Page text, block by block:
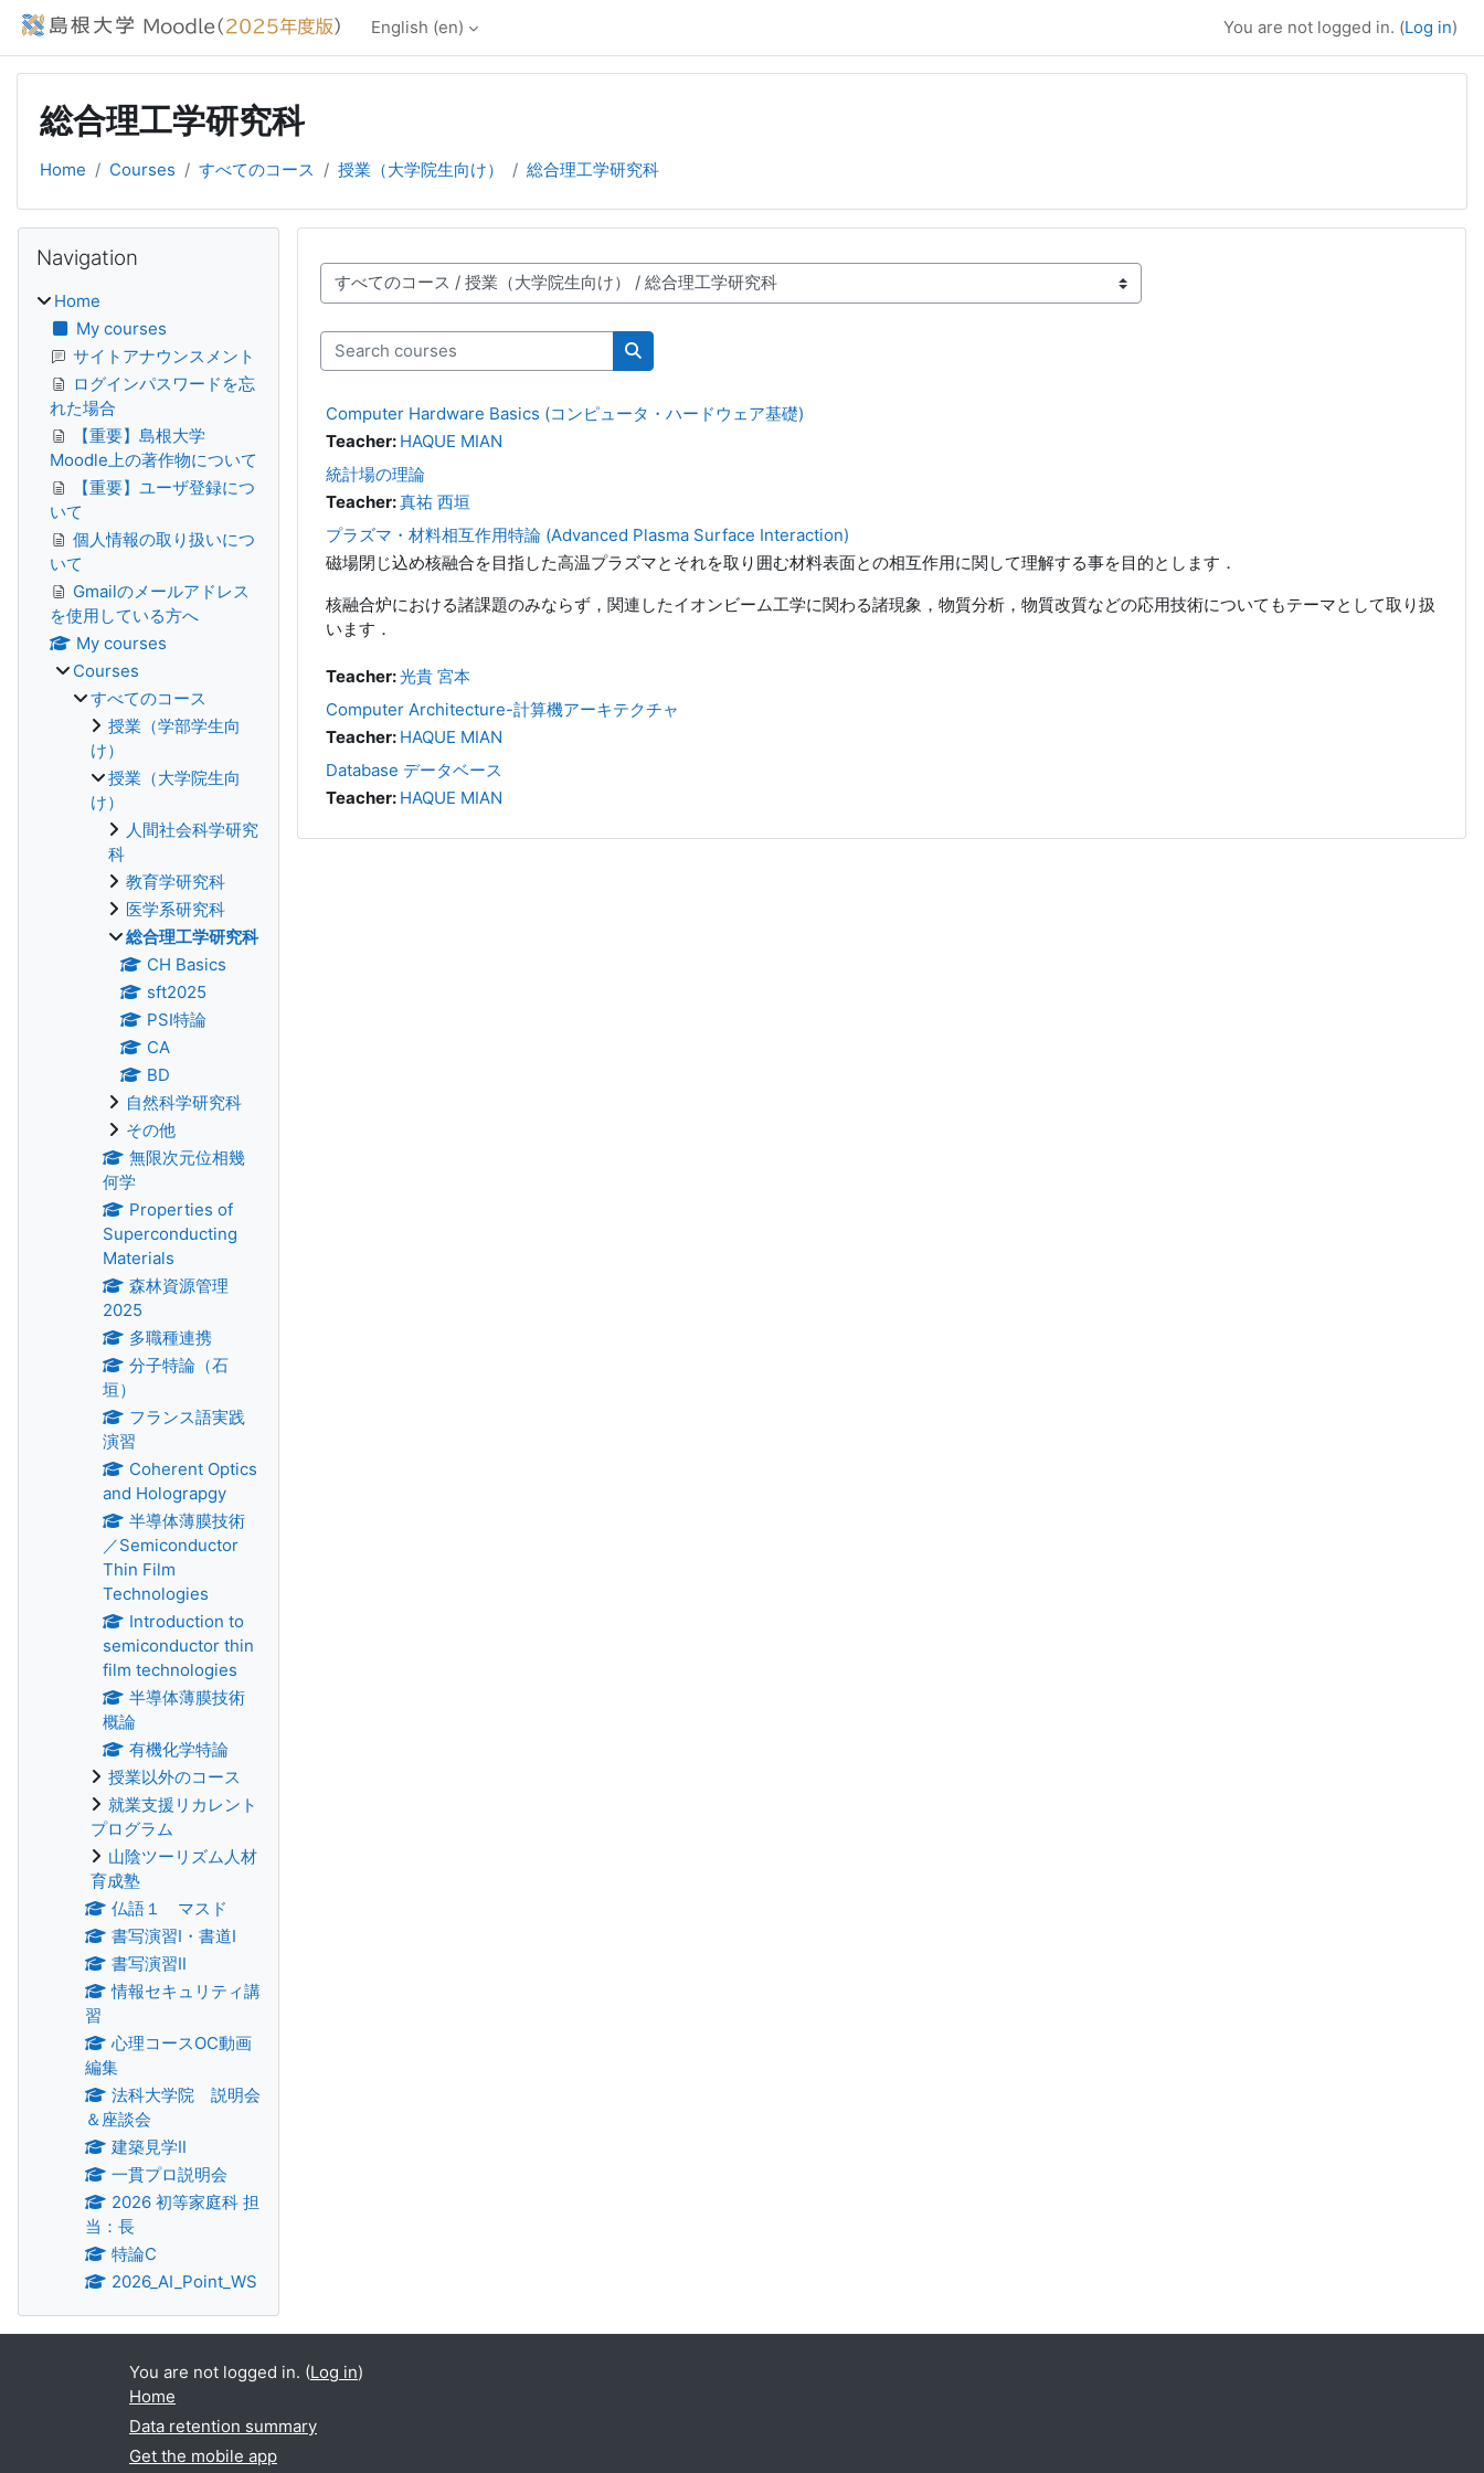
Skip to main content
English ‎(en)‎ You are not logged in. (Log in)
総合理工学研究科
Home Courses すべてのコース 授業（大学院生向け） 総合理工学研究科
Course categories
Search courses
Search courses
Computer Hardware Basics (コンピュータ・ハードウェア基礎)
Teacher: HAQUE MIAN
統計場の理論
Teacher:真祐 西垣
プラズマ・材料相互作用特論 (Advanced Plasma Surface Interaction)
磁場閉じ込め核融合を目指した高温プラズマとそれを取り囲む材料表面との相互作用に関して理解する事を目的とします．
核融合炉における諸課題のみならず，関連したイオンビーム工学に関わる諸現象，物質分析，物質改質などの応用技術についてもテーマとして取り扱
います．
Teacher:光貴 宮本
Computer Architecture-計算機アーキテクチャ
Teacher: HAQUE MIAN
Database データベース
Teacher: HAQUE MIAN
Blocks
Navigation
Home
My courses
サイトアナウンスメント
ログインパスワードを忘
れた場合
【重要】島根大学
Moodle上の著作物について
【重要】ユーザ登録につ
いて
個人情報の取り扱いにつ
いて
Gmailのメールアドレス
を使用している方へ
My courses
Courses
すべてのコース
授業（学部学生向
け）
授業（大学院生向
け）
人間社会科学研究
科
教育学研究科
医学系研究科
総合理工学研究科
CH Basics
sft2025
PSI特論
CA
BD
自然科学研究科
その他
無限次元位相幾
何学
Properties of
Superconducting
Materials
森林資源管理
2025
多職種連携
分子特論（石
垣）
フランス語実践
演習
Coherent Optics
and Holograpgy
半導体薄膜技術
／Semiconductor
Thin Film
Technologies
Introduction to
semiconductor thin
film technologies
半導体薄膜技術
概論
有機化学特論
授業以外のコース
就業支援リカレント
プログラム
山陰ツーリズム人材
育成塾
仏語１ マスド
書写演習Ⅰ・書道Ⅰ
書写演習Ⅱ
情報セキュリティ講
習
心理コースOC動画
編集
法科大学院 説明会
＆座談会
建築見学Ⅱ
一貫プロ説明会
2026 初等家庭科 担
当：長
特論C
2026_AI_Point_WS
You are not logged in. (Log in)
Home
Data retention summary
Get the mobile app